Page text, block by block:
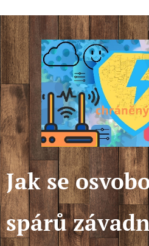
Jak se
spárů